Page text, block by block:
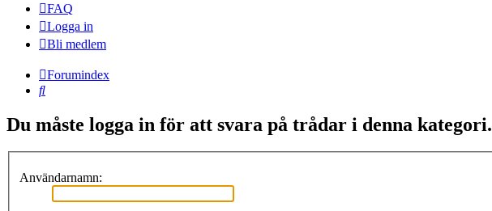
FAQ
Logga in
Bli medlem
Forumindex
Sök
Du måste logga in för att svara på trådar i denna kategori.
Användarnamn: